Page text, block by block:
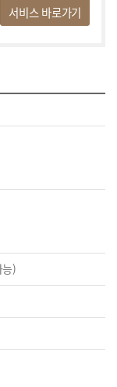
서비스 바로가기
)